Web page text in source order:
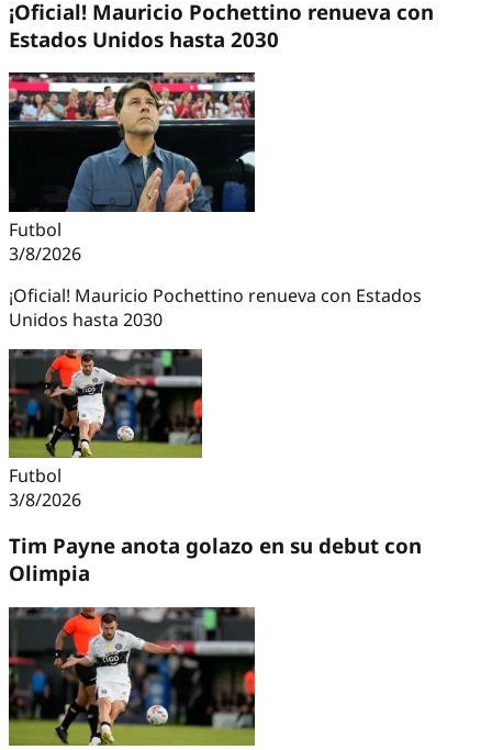
¡Oficial! Mauricio Pochettino renueva con
Estados Unidos hasta 2030
Futbol
3/8/2026
¡Oficial! Mauricio Pochettino renueva con Estados
Unidos hasta 2030
Futbol
3/8/2026
Tim Payne anota golazo en su debut con
Olimpia